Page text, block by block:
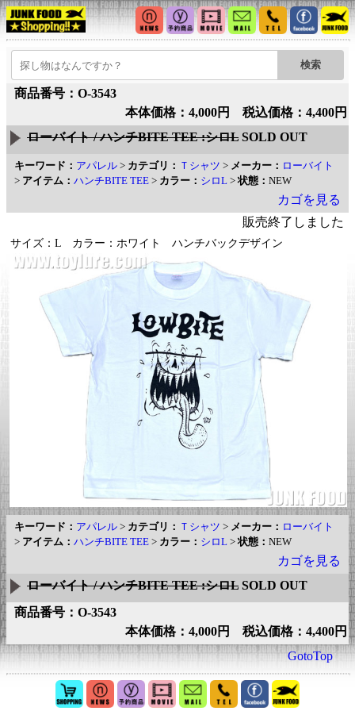
商品番号：O-3543
本体価格：4,000円 税込価格：4,400円
ローバイト / ハンチBITE TEE :シロL SOLD OUT
キーワード： アパレル > カテゴリ： Ｔシャツ > メーカー： ローバイト
> アイテム： ハンチBITE TEE > カラー： シロL >状態： NEW
カゴを見る
販売終了しました
サイズ：L カラー：ホワイト ハンチバックデザイン
キーワード： アパレル > カテゴリ： Ｔシャツ > メーカー： ローバイト
> アイテム： ハンチBITE TEE > カラー： シロL >状態： NEW
カゴを見る
ローバイト / ハンチBITE TEE :シロL SOLD OUT
商品番号：O-3543
本体価格：4,000円 税込価格：4,400円
GotoTop